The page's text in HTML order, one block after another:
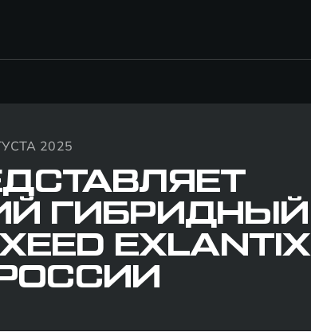
2025
ГИБРИДНЫЙ
EXLANTIX